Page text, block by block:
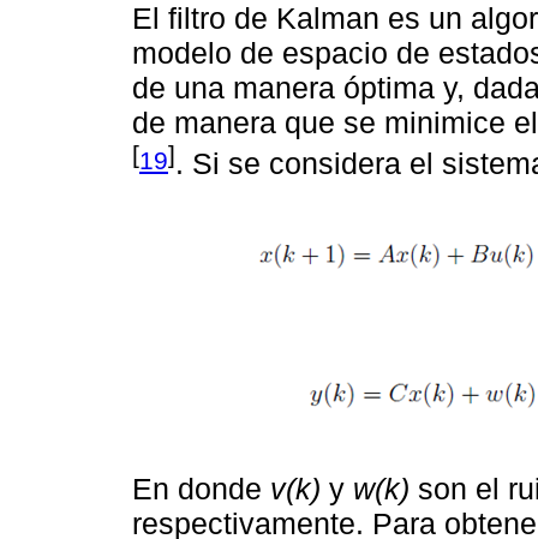
El filtro de Kalman es un
modelo de espacio de
de una manera óptima y,
de manera que se minimice
[19]. Si se considera el
En donde v(k) y w(k) son el
respectivamente. Para